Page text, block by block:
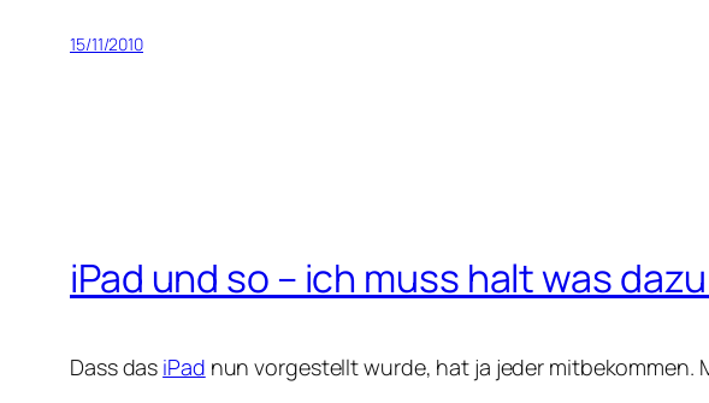
15/11/2010
iPad und so – ich muss halt was
Dass das iPad nun vorgestellt wurde, hat ja jeder mitbekommen.